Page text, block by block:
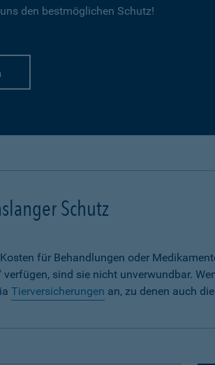
den bestmöglichen Schutz!
Schutz
für Behandlungen oder
sind sie nicht unverwundbar.
Tierversicherungen an, zu denen auch